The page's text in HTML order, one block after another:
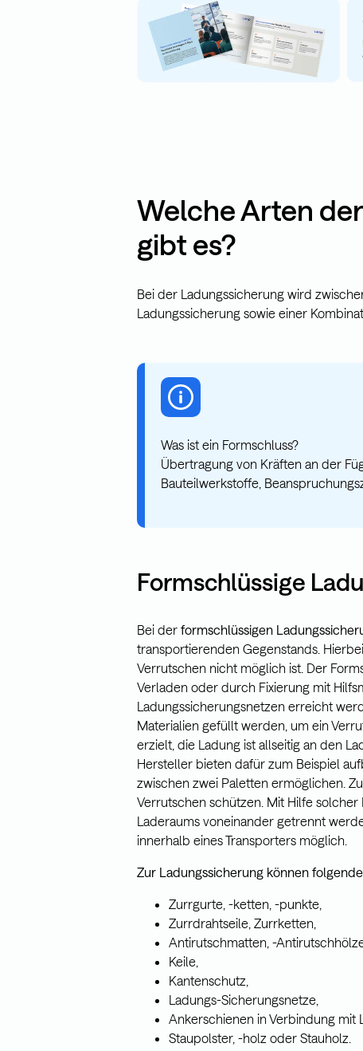
Welche Arten
gibt es?
Bei der Ladungssicherung wird
Ladungssicherung sowie einer
Was ist ein Formschluss?
Übertragung von Kräften an der
Bauteilwerkstoffe,
Formschlüssige
Bei der formschlüssigen
transportierenden Gegenstands.
Verrutschen nicht möglich ist. Der
Verladen oder durch Fixierung mit
Ladungssicherungsnetzen erreicht
Materialien gefüllt werden, um ein
erzielt, die Ladung ist allseitig an den
Hersteller bieten dafür zum Beispiel
zwischen zwei Paletten ermöglichen.
Verrutschen schützen. Mit Hilfe
Laderaums voneinander getrennt
innerhalb eines Transporters möglich.
Zur Ladungssicherung können
Zurrgurte, -ketten, -punkte,
Zurrdrahtseile, Zurrketten,
Antirutschmatten, -
Keile,
Kantenschutz,
Ladungs-Sicherungsnetze,
Ankerschienen in Verbindung mit
Staupolster, -holz oder Stauholz.